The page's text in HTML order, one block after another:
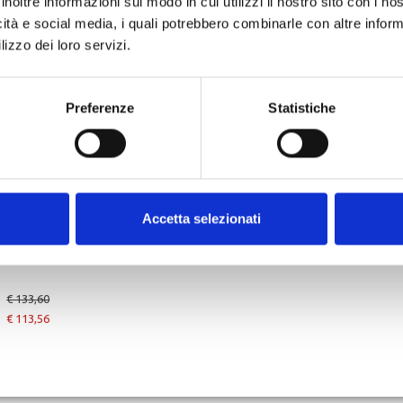
e social media, i quali potrebbero combinarle con altre
dei loro servizi.
Preferenze Statistiche
Accetta selezionati
€ 89,00
€ 75,65
SCOTLAND
CASCO JET NERO OPACO E2206
€ 89,00
€ 75,65
SCOTLAND
€ 133,60
€ 113,56